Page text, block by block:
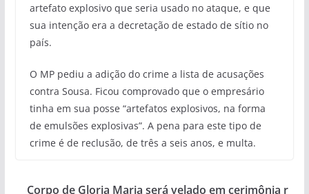
artefato explosivo que seria usado no ataque, e que
sua intenção era a decretação de estado de sítio no
país.
O MP pediu a adição do crime a lista de acusações
contra Sousa. Ficou comprovado que o empresário
tinha em sua posse “artefatos explosivos, na forma
de emulsões explosivas”. A pena para este tipo de
crime é de reclusão, de três a seis anos, e multa.
Corpo de Gloria Maria será velado em cerimônia r